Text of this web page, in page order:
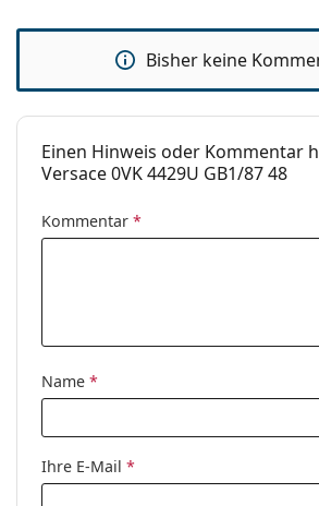
Verwendung:
Mode
Code:
0VK4429U GB1/
verfügbar :
Bisher keine
Einen Hinweis oder Kommentar
Versace 0VK 4429U GB1/87 48
Kommentar *
Name *
Ihre E-Mail *